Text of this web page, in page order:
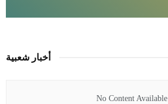
أخبار شعبية
No Content Available